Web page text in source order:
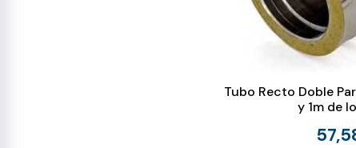
Tubo Recto Doble
y 1m de